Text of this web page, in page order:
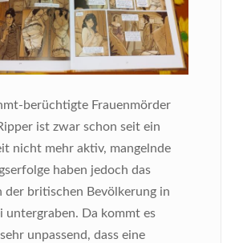
berüchtigte Frauenmörder
ist zwar schon seit ein
nicht mehr aktiv, mangelnde
haben jedoch das
der britischen Bevölkerung in
untergraben. Da kommt es
unpassend, dass eine